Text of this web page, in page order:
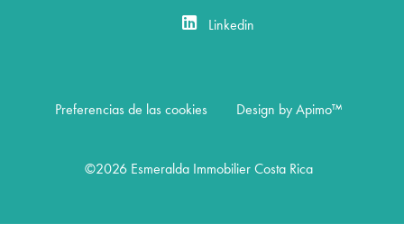
Linkedin
Preferencias de las cookies Design by Apimo™
©2026 Esmeralda Immobilier Costa Rica